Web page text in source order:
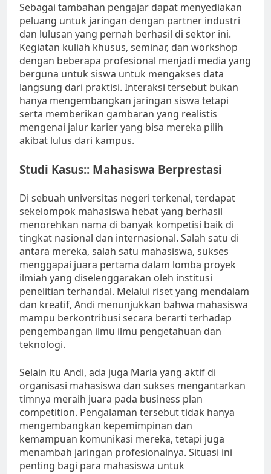
Sebagai tambahan pengajar dapat menyediakan
peluang untuk jaringan dengan partner industri
dan lulusan yang pernah berhasil di sektor ini.
Kegiatan kuliah khusus, seminar, dan workshop
dengan beberapa profesional menjadi media yang
berguna untuk siswa untuk mengakses data
langsung dari praktisi. Interaksi tersebut bukan
hanya mengembangkan jaringan siswa tetapi
serta memberikan gambaran yang realistis
mengenai jalur karier yang bisa mereka pilih
akibat lulus dari kampus.
Studi Kasus:: Mahasiswa Berprestasi
Di sebuah universitas negeri terkenal, terdapat
sekelompok mahasiswa hebat yang berhasil
menorehkan nama di banyak kompetisi baik di
tingkat nasional dan internasional. Salah satu di
antara mereka, salah satu mahasiswa, sukses
menggapai juara pertama dalam lomba proyek
ilmiah yang diselenggarakan oleh institusi
penelitian terhandal. Melalui riset yang mendalam
dan kreatif, Andi menunjukkan bahwa mahasiswa
mampu berkontribusi secara berarti terhadap
pengembangan ilmu ilmu pengetahuan dan
teknologi.
Selain itu Andi, ada juga Maria yang aktif di
organisasi mahasiswa dan sukses mengantarkan
timnya meraih juara pada business plan
competition. Pengalaman tersebut tidak hanya
mengembangkan kepemimpinan dan
kemampuan komunikasi mereka, tetapi juga
menambah jaringan profesionalnya. Situasi ini
penting bagi para mahasiswa untuk